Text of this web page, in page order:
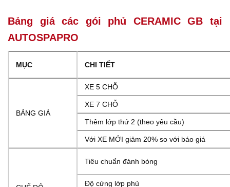
Bảng giá các gói phủ CERAMIC GB tại
AUTOSPAPRO
MỤC CHI TIẾT
BẢNG GIÁ
XE 5 CHỖ
XE 7 CHỖ
Thêm lớp thứ 2 (theo yêu cầu)
Với XE MỚI giảm 20% so với báo giá
Tiêu chuẩn đánh bóng
Độ cứng lớp phủ